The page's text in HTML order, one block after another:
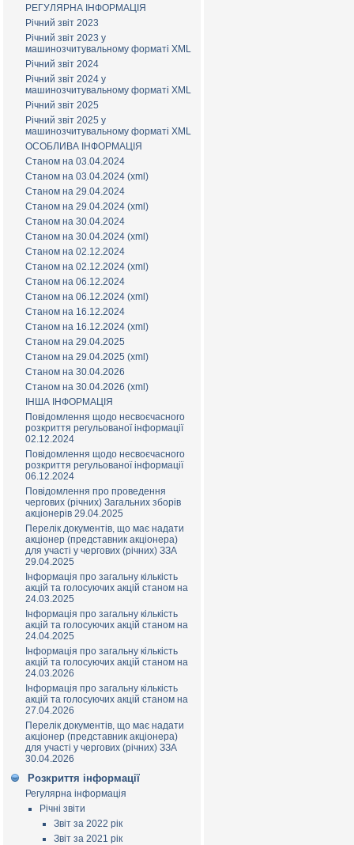
РЕГУЛЯРНА ІНФОРМАЦІЯ
Річний звіт 2023
Річний звіт 2023 у
машинозчитувальному форматі XML
Річний звіт 2024
Річний звіт 2024 у
машинозчитувальному форматі XML
Річний звіт 2025
Річний звіт 2025 у
машинозчитувальному форматі XML
ОСОБЛИВА ІНФОРМАЦІЯ
Станом на 03.04.2024
Станом на 03.04.2024 (xml)
Станом на 29.04.2024
Станом на 29.04.2024 (xml)
Станом на 30.04.2024
Станом на 30.04.2024 (xml)
Станом на 02.12.2024
Станом на 02.12.2024 (xml)
Станом на 06.12.2024
Станом на 06.12.2024 (xml)
Станом на 16.12.2024
Станом на 16.12.2024 (xml)
Станом на 29.04.2025
Станом на 29.04.2025 (xml)
Станом на 30.04.2026
Станом на 30.04.2026 (xml)
ІНША ІНФОРМАЦІЯ
Повідомлення щодо несвоєчасного
розкриття регульованої інформації
02.12.2024
Повідомлення щодо несвоєчасного
розкриття регульованої інформації
06.12.2024
Повідомлення про проведення
чергових (річних) Загальних зборів
акціонерів 29.04.2025
Перелік документів, що має надати
акціонер (представник акціонера)
для участі у чергових (річних) ЗЗА
29.04.2025
Інформація про загальну кількість
акцій та голосуючих акцій станом на
24.03.2025
Інформація про загальну кількість
акцій та голосуючих акцій станом на
24.04.2025
Інформація про загальну кількість
акцій та голосуючих акцій станом на
24.03.2026
Інформація про загальну кількість
акцій та голосуючих акцій станом на
27.04.2026
Перелік документів, що має надати
акціонер (представник акціонера)
для участі у чергових (річних) ЗЗА
30.04.2026
Розкриття інформації
Регулярна інформація
Річні звіти
Звіт за 2022 рік
Звіт за 2021 рік